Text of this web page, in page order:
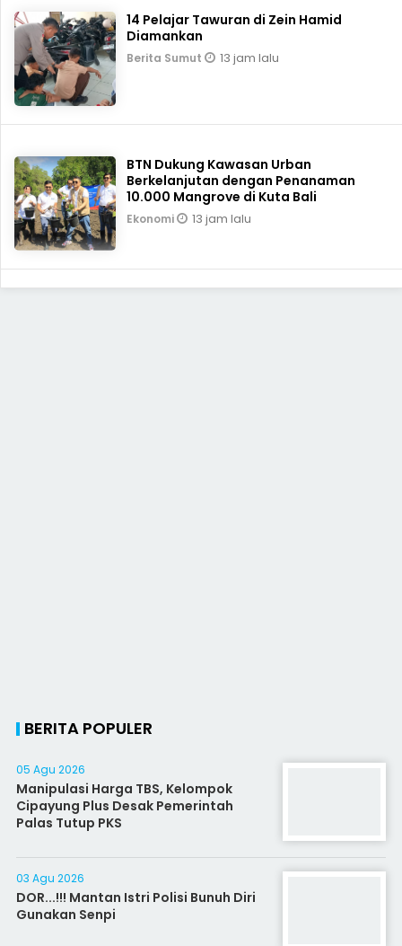
14 Pelajar Tawuran di Zein Hamid
Diamankan
Berita Sumut 13 jam lalu
BTN Dukung Kawasan Urban
Berkelanjutan dengan Penanaman
10.000 Mangrove di Kuta Bali
Ekonomi 13 jam lalu
BERITA POPULER
05 Agu 2026
Manipulasi Harga TBS, Kelompok
Cipayung Plus Desak Pemerintah
Palas Tutup PKS
03 Agu 2026
DOR...!!! Mantan Istri Polisi Bunuh Diri
Gunakan Senpi